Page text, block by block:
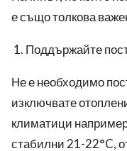
е също толкова
Поддържайте
Не е необходимо
изключвате
климатици
стабилни 21-22°C,